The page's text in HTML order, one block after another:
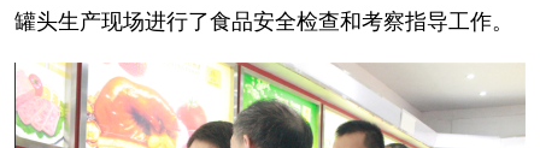
罐头生产现场进行了食品安全检查和考察指导工作。